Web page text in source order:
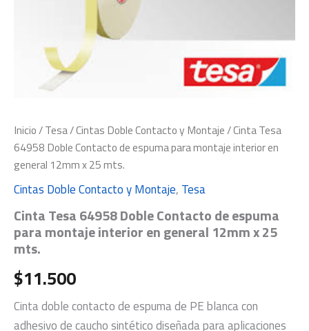
Inicio/Tesa/Cintas Doble Contacto y Montaje/ Cinta Tesa
64958 Doble Contacto de espuma para montaje interior en
general 12mm x 25 mts.
Cintas Doble Contacto y Montaje, Tesa
Cinta Tesa 64958 Doble Contacto de espuma
para montaje interior en general 12mm x 25
mts.
$11.500
Cinta doble contacto de espuma de PE blanca con
adhesivo de caucho sintético diseñada para aplicaciones